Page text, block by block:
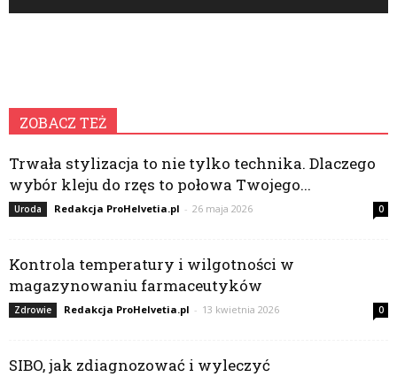
ZOBACZ TEŻ
Trwała stylizacja to nie tylko technika. Dlaczego
wybór kleju do rzęs to połowa Twojego...
Uroda Redakcja ProHelvetia.pl - 26 maja 2026 0
Kontrola temperatury i wilgotności w
magazynowaniu farmaceutyków
Zdrowie Redakcja ProHelvetia.pl - 13 kwietnia 2026 0
SIBO, jak zdiagnozować i wyleczyć